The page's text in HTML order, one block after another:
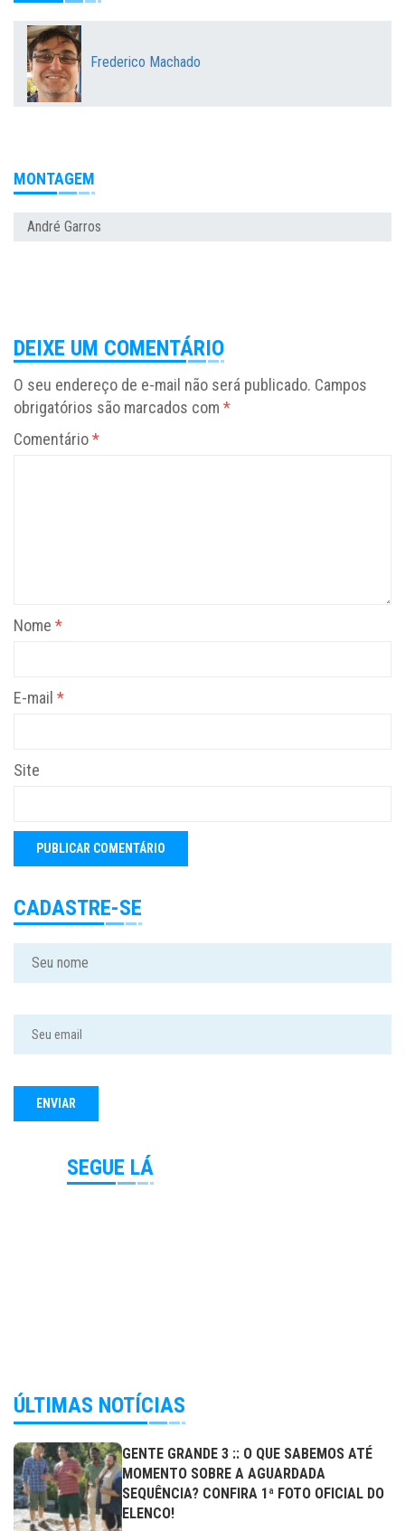
Frederico Machado
MONTAGEM
André Garros
DEIXE UM COMENTÁRIO
O seu endereço de e-mail não será publicado. Campos
obrigatórios são marcados com *
Comentário*
Nome *
E-mail *
Site
CADASTRE-SE
SEGUE LÁ
ÚLTIMAS NOTÍCIAS
GENTE GRANDE 3 :: O QUE SABEMOS ATÉ
MOMENTO SOBRE A AGUARDADA
SEQUÊNCIA? CONFIRA 1ª FOTO OFICIAL DO
ELENCO!